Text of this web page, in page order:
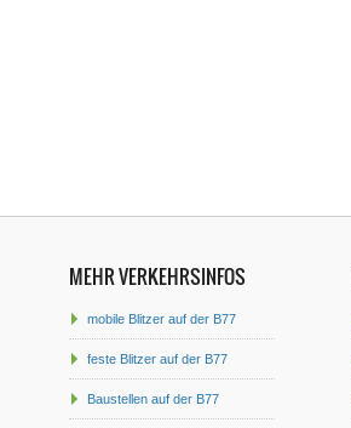
MEHR VERKEHRSINFOS
mobile Blitzer auf der B77
feste Blitzer auf der B77
Baustellen auf der B77